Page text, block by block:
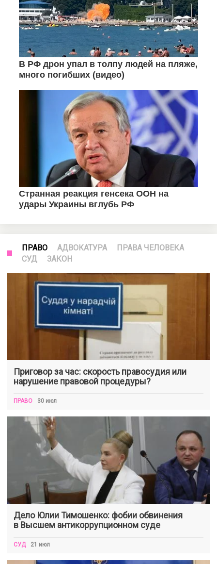
ПРАВО АДВОКАТУРА
ПРАВА ЧЕЛОВЕКА
СУД
ЗАКОН
Приговор за час: скорость правосудия или
нарушение правовой процедуры?
ПРАВО 30 июл
Дело Юлии Тимошенко: фобии обвинения
в Высшем антикоррупционном суде
СУД 21 июл